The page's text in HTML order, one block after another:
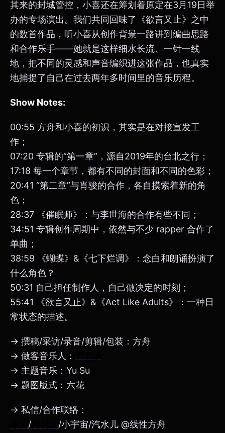
其来的封城管控，小喜还在筹划着原定在3月19日举
办的专场演出。我们共同回味了《欲言又止》之中
的数首作品，听小喜从创作背景一路讲到编曲思路
和合作乐手——她就是这样细水长流、一针一线
地，把不同的灵感和声音编织进这张作品，也真实
地捕捉了自己在过去两年多时间里的音乐历程。
Show Notes:
00:55 方舟和小喜的初识，其实是在对接宣发工
作；
07:20 专辑的“第一章”，源自2019年的台北之行；
17:18 每一个章节，都有不同的封面和不同的色彩；
20:41 “第二章”与肖骏的合作，各自摸索着新的角
色；
28:37 《催眠师》：与李世海的合作有些不同；
34:51 专辑创作周期中，依然与不少 rapper 合作了
单曲；
38:59 《蝴蝶》&《七下烂调》：念白和朗诵扮演了
什么角色？
50:31 自己担任制作人，自己做决定的时刻；
55:41 《欲言又止》&《Act Like Adults》：一种日
常状态的描述。
→ 撰稿/采访/录音/剪辑/包装：方舟
→ 做客音乐人：
→ 主题音乐：Yu Su
→ 题图版式：六花
→ 私信/合作联络：
/ /小宇宙/汽水儿 @线性方舟